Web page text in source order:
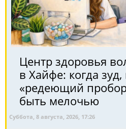
Центр здоровья
в Хайфе: когда
«редеющий
быть мелочью
Суббота, 8 августа, 2026, 17:26